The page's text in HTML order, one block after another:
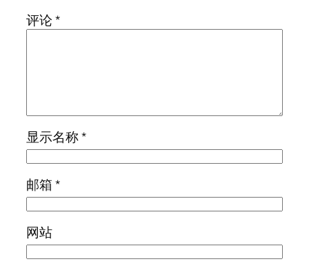
评论*
显示名称*
邮箱*
网站